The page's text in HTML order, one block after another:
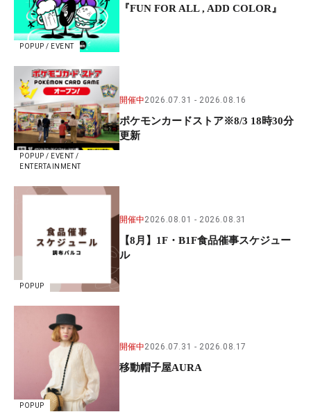
POPUP / EVENT
『FUN FOR ALL , ADD COLOR』
POPUP / EVENT /
ENTERTAINMENT
開催中2026.07.31 2026.08.16
ポケモンカードストア※8/3 18時30分
更新
POPUP
開催中2026.08.01 2026.08.31
【8月】1F・B1F食品催事スケジュー
ル
POPUP
開催中2026.07.31 2026.08.17
移動帽子屋AURA